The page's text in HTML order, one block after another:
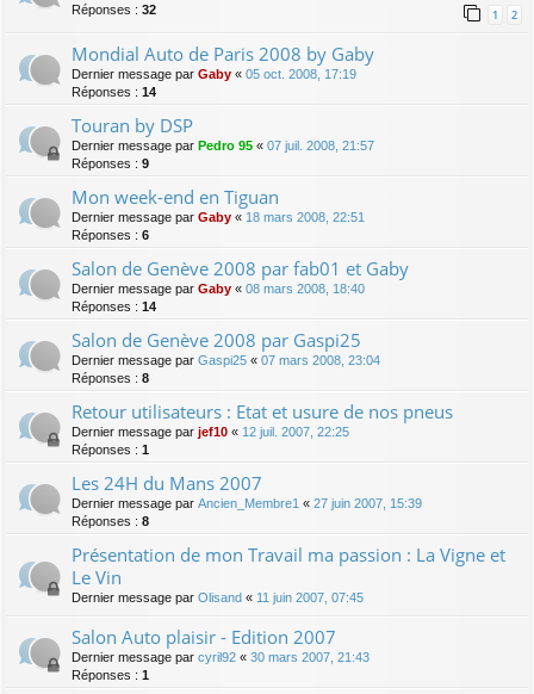
Réponses : 32 1 2
Mondial Auto de Paris 2008 by Gaby
Dernier message par Gaby « 05 oct. 2008, 17:19
Réponses : 14
Touran by DSP
Dernier message par Pedro 95 « 07 juil. 2008, 21:57
Réponses : 9
Mon week-end en Tiguan
Dernier message par Gaby « 18 mars 2008, 22:51
Réponses : 6
Salon de Genève 2008 par fab01 et Gaby
Dernier message par Gaby « 08 mars 2008, 18:40
Réponses : 14
Salon de Genève 2008 par Gaspi25
Dernier message par Gaspi25 « 07 mars 2008, 23:04
Réponses : 8
Retour utilisateurs : Etat et usure de nos pneus
Dernier message par jef10 « 12 juil. 2007, 22:25
Réponses : 1
Les 24H du Mans 2007
Dernier message par Ancien_Membre1 « 27 juin 2007, 15:39
Réponses : 8
Présentation de mon Travail ma passion : La Vigne et
Le Vin
Dernier message par Olisand « 11 juin 2007, 07:45
Salon Auto plaisir - Edition 2007
Dernier message par cyril92 « 30 mars 2007, 21:43
Réponses : 1